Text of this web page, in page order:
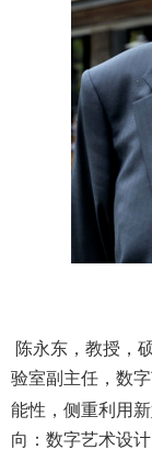
陈永东，教授，
验室副主任，数
能性，侧重利用
向：数字艺术设